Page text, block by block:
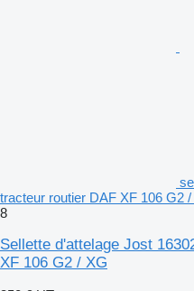
tracteur routier DAF XF 106 G2 /
8
Sellette d'attelage Jost
XF 106 G2 / XG